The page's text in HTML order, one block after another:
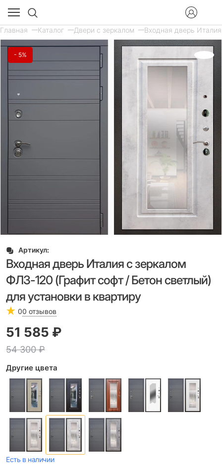
Главная Каталог Двери с зеркалом Входная дверь
- 5%
Артикул:
Входная дверь Италия с зеркалом
ФЛЗ-120 (Графит софт / Бетон светлый)
для установки в квартиру
00 отзывов
54 300 ₽
51 585 ₽
Другие цвета
Есть в наличии